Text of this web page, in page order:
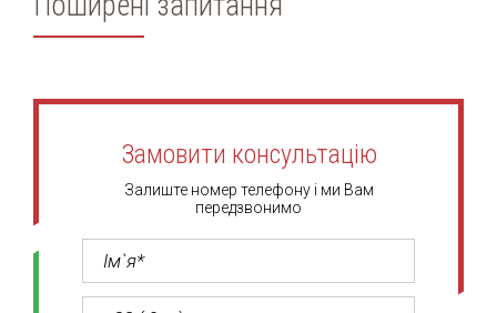
Замовити консультацію
Залиште номер телефону і ми Вам
передзвонимо